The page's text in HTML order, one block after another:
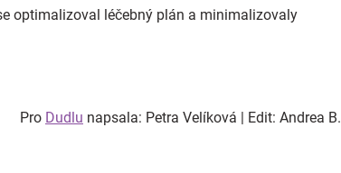
optimalizoval léčebný plán a minimalizovaly
Pro Dudlu napsala: Petra Velíková | Edit: Andrea B.